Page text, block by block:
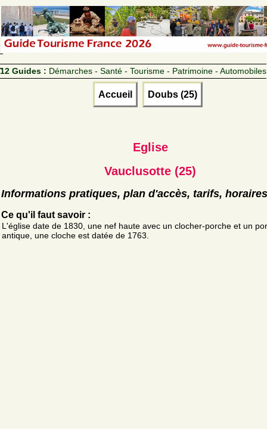
12 Guides : Démarches - Santé - Tourisme - Patrimoine - Automobiles
Accueil Doubs (25)
Eglise
Vauclusotte (25)
Informations pratiques, plan d'accès, tarifs, horaires
Ce qu'il faut savoir :
L'église date de 1830, une nef haute avec un clocher-porche et un
antique, une cloche est datée de 1763.